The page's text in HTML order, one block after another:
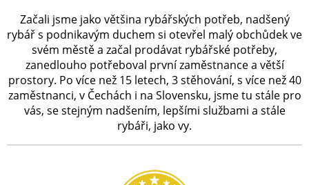
Začali jsme jako většina rybářských potřeb, nadšený
rybář s podnikavým duchem si otevřel malý obchůdek ve
svém městě a začal prodávat rybářské potřeby,
zanedlouho potřeboval první zaměstnance a větší
prostory. Po více než 15 letech, 3 stěhování, s více než 40
zaměstnanci, v Čechách i na Slovensku, jsme tu stále pro
vás, se stejným nadšením, lepšími službami a stále
rybáři, jako vy.